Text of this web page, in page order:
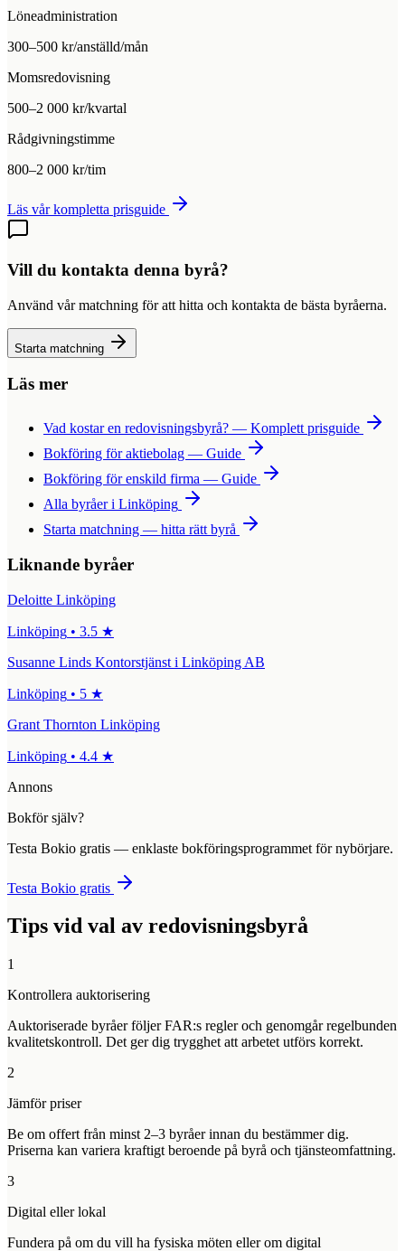
Löneadministration
300–500 kr/anställd/mån
Momsredovisning
500–2 000 kr/kvartal
Rådgivningstimme
800–2 000 kr/tim
Läs vår kompletta prisguide
Vill du kontakta denna byrå?
Använd vår matchning för att hitta och kontakta de bästa byråerna.
Starta matchning
Läs mer
Vad kostar en redovisningsbyrå? — Komplett prisguide
Bokföring för aktiebolag — Guide
Bokföring för enskild firma — Guide
Alla byråer i Linköping
Starta matchning — hitta rätt byrå
Liknande byråer
Deloitte Linköping
Linköping • 3.5 ★
Susanne Linds Kontorstjänst i Linköping AB
Linköping • 5 ★
Grant Thornton Linköping
Linköping • 4.4 ★
Annons
Bokför själv?
Testa Bokio gratis — enklaste bokföringsprogrammet för nybörjare.
Testa Bokio gratis
Tips vid val av redovisningsbyrå
1
Kontrollera auktorisering
Auktoriserade byråer följer FAR:s regler och genomgår regelbunden
kvalitetskontroll. Det ger dig trygghet att arbetet utförs korrekt.
2
Jämför priser
Be om offert från minst 2–3 byråer innan du bestämmer dig.
Priserna kan variera kraftigt beroende på byrå och tjänsteomfattning.
3
Digital eller lokal
Fundera på om du vill ha fysiska möten eller om digital